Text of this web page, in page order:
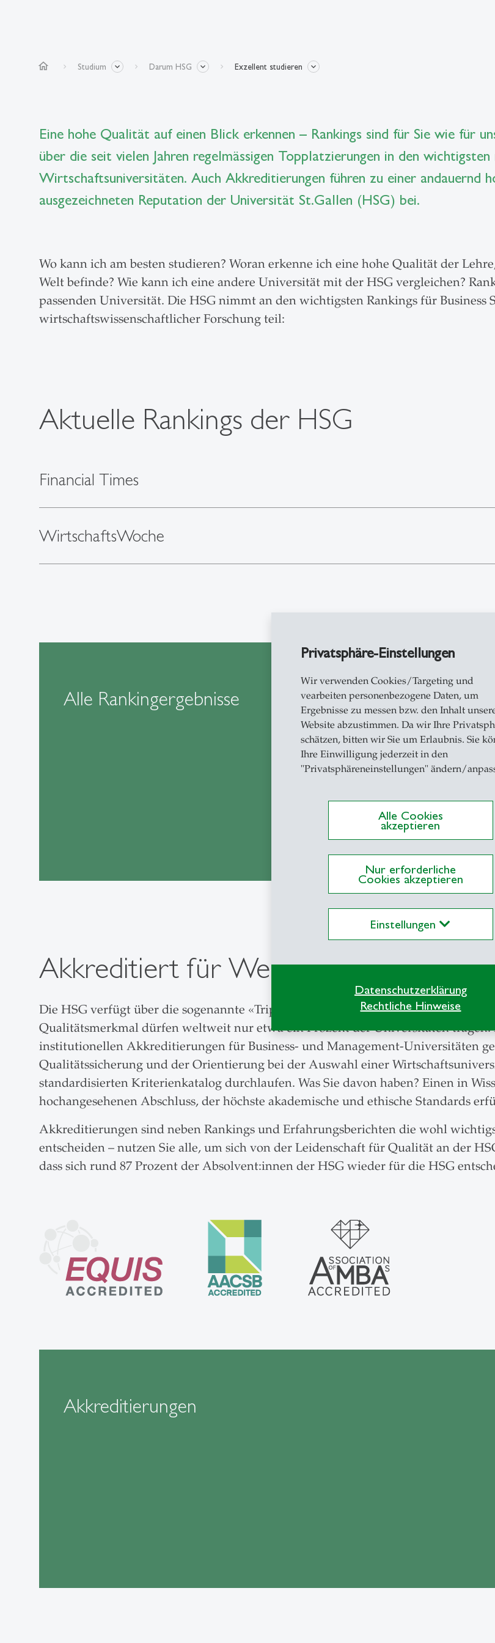
Privatsphäre-Einstellungen
Wir verwenden Cookies/Targeting und
vearbeiten personenbezogene Daten, um
Ergebnisse zu messen bzw. den Inhalt
Website abzustimmen. Da wir Ihre
schätzen, bitten wir Sie um Erlaubnis. Sie
Ihre Einwilligung jederzeit in den
"Privatsphäreneinstellungen" ändern/
Alle Cookies
akzeptieren
Nur erforderliche
Cookies akzeptieren
Einstellungen
Datenschutzerklärung
Rechtliche Hinweise
home Studium Darum HSG Exzellent studieren
Eine hohe Qualität auf einen Blick erkennen – Rankings sind für Sie wie für
über die seit vielen Jahren regelmässigen Topplatzierungen in den
Wirtschaftsuniversitäten. Auch Akkreditierungen führen zu einer andauernd
ausgezeichneten Reputation der Universität St.Gallen (HSG) bei.
Wo kann ich am besten studieren? Woran erkenne ich eine hohe Qualität der
Welt befinde? Wie kann ich eine andere Universität mit der HSG vergleichen?
passenden Universität. Die HSG nimmt an den wichtigsten Rankings für
wirtschaftswissenschaftlicher Forschung teil:
Aktuelle Rankings der HSG
Financial Times
WirtschaftsWoche
Alle Rankingergebnisse
Akkreditiert für Weltklasse
Die HSG verfügt über die sogenannte «Triple Crown» der internationalen
Qualitätsmerkmal dürfen weltweit nur etwa ein Prozent der Universitäten
institutionellen Akkreditierungen für Business- und Management-Universitäten
Qualitätssicherung und der Orientierung bei der Auswahl einer
standardisierten Kriterienkatalog durchlaufen. Was Sie davon haben? Einen in
hochangesehenen Abschluss, der höchste akademische und ethische Standards
Akkreditierungen sind neben Rankings und Erfahrungsberichten die wohl
entscheiden – nutzen Sie alle, um sich von der Leidenschaft für Qualität an der
dass sich rund 87 Prozent der Absolvent:innen der HSG wieder für die HSG
Akkreditierungen